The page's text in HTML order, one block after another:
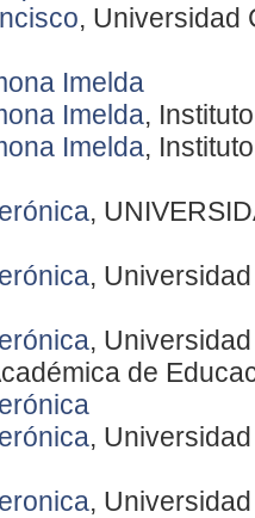
, Universidad
Imelda
Imelda,
Imelda,
,
,
,
de
,
,